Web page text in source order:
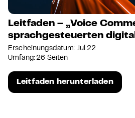
Leitfaden – „Voice
sprachgesteuerten
Erscheinungsdatum: Jul 22
Umfang: 26 Seiten
Leitfaden herunterladen